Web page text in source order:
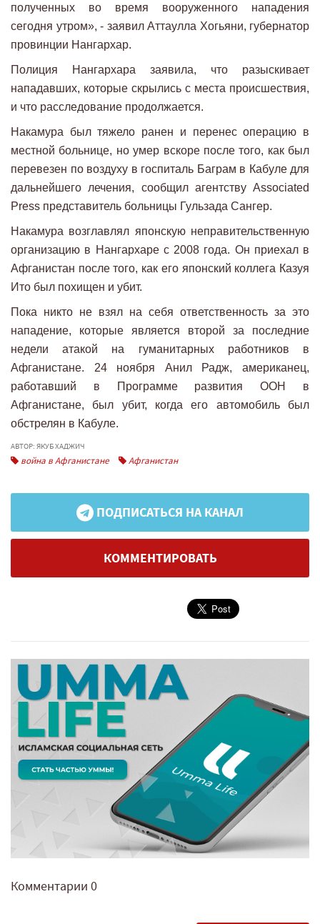
полученных во время вооруженного нападения
сегодня утром», - заявил Аттаулла Хогьяни, губернатор
провинции Нангархар.
Полиция Нангархара заявила, что разыскивает
нападавших, которые скрылись с места происшествия,
и что расследование продолжается.
Накамура был тяжело ранен и перенес операцию в
местной больнице, но умер вскоре после того, как был
перевезен по воздуху в госпиталь Баграм в Кабуле для
дальнейшего лечения, сообщил агентству Associated
Press представитель больницы Гульзада Сангер.
Накамура возглавлял японскую неправительственную
организацию в Нангархаре с 2008 года. Он приехал в
Афганистан после того, как его японский коллега Казуя
Ито был похищен и убит.
Пока никто не взял на себя ответственность за это
нападение, которые является второй за последние
недели атакой на гуманитарных работников в
Афганистане. 24 ноября Анил Радж, американец,
работавший в Программе развития ООН в
Афганистане, был убит, когда его автомобиль был
обстрелян в Кабуле.
АВТОР: ЯКУБ ХАДЖИЧ
война в Афганистане Афганистан
ПОДПИСАТЬСЯ НА КАНАЛ
КОММЕНТИРОВАТЬ
Комментарии 0